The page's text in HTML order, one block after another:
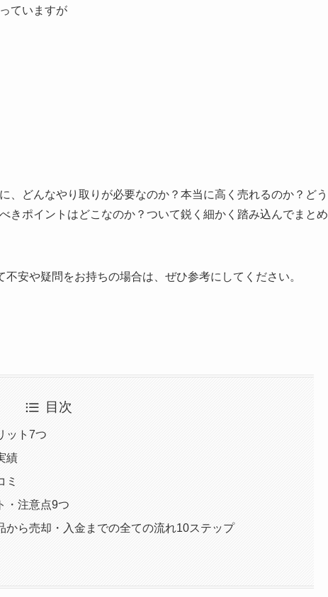
ていますが
、どんなやり取りが必要なのか？本当に高く売れるのか？どう
きポイントはどこなのか？ついて鋭く細かく踏み込んでまとめ
安や疑問をお持ちの場合は、ぜひ参考にしてください。
目次
ット7つ
績
ミ
・注意点9つ
から売却・入金までの全ての流れ10ステップ